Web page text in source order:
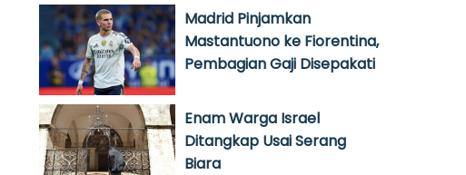
Madrid Pinjamkan
Mastantuono ke Fiorentina,
Pembagian Gaji Disepakati
Enam Warga Israel
Ditangkap Usai Serang
Biara